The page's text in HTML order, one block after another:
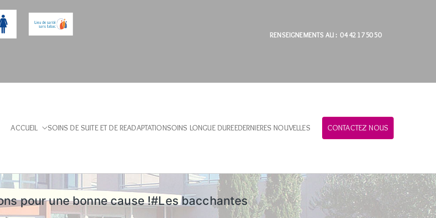
RENSEIGNEMENTS AU : 04 42 17 50 50
ACCUEIL SOINS DE SUITE ET DE READAPTATIONSOINS LONGUE DUREEDERNIERES NOUVELLES CONTACTEZ NOUS
pour une bonne cause !#Les bacchantes